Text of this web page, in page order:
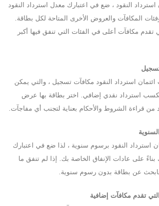
استرداد النقود ، ضع في اعتبارك معدل استرداد النقود
المكافآت والعروض الأخرى المتاحة لكل بطاقة.
تقدم مكافآت أعلى في الفئات التي تنفق فيها أكبر
استرداد النقود مكافآت تسجيل ، والتي يمكن
استرداد نقدي إضافي. اختر بطاقة بها عرض
قراءة الشروط والأحكام بعناية لتجنب أي مفاجآت.
استرداد النقود برسوم سنوية ، لذا ضع في اعتبارك
على عادات الإنفاق الخاصة بك. إذا لم تنفق ما
عن بطاقة بدون رسوم سنوية.